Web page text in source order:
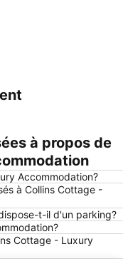
à propos de
Accommodation?
à Collins Cottage -
t-il d'un parking?
Cottage - Luxury